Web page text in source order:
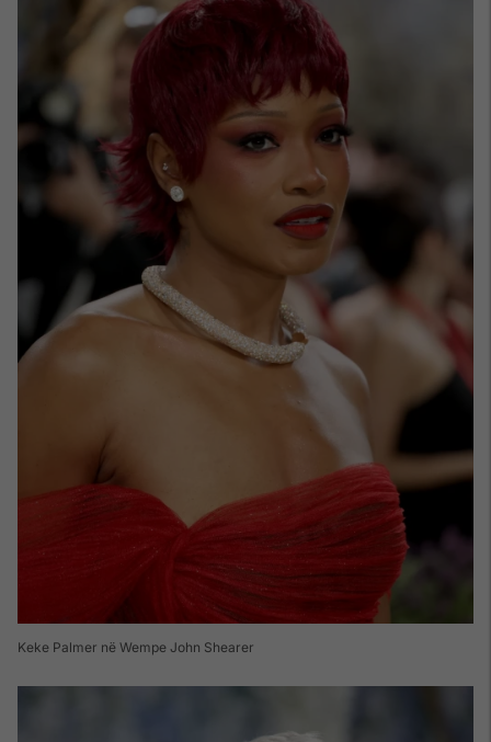
Keke Palmer në Wempe John Shearer